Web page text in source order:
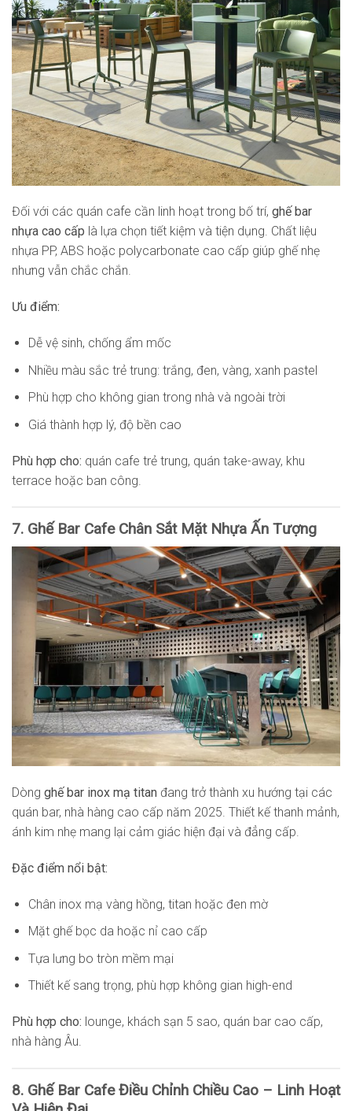
Đối với các quán cafe cần linh hoạt trong bố trí, ghế bar
nhựa cao cấp là lựa chọn tiết kiệm và tiện dụng. Chất liệu
nhựa PP, ABS hoặc polycarbonate cao cấp giúp ghế nhẹ
nhưng vẫn chắc chắn.
Ưu điểm:
Dễ vệ sinh, chống ẩm mốc
Nhiều màu sắc trẻ trung: trắng, đen, vàng, xanh pastel
Phù hợp cho không gian trong nhà và ngoài trời
Giá thành hợp lý, độ bền cao
Phù hợp cho: quán cafe trẻ trung, quán take-away, khu
terrace hoặc ban công.
7. Ghế Bar Cafe Chân Sắt Mặt Nhựa Ấn Tượng
Dòng ghế bar inox mạ titan đang trở thành xu hướng tại các
quán bar, nhà hàng cao cấp năm 2025. Thiết kế thanh mảnh,
ánh kim nhẹ mang lại cảm giác hiện đại và đẳng cấp.
Đặc điểm nổi bật:
Chân inox mạ vàng hồng, titan hoặc đen mờ
Mặt ghế bọc da hoặc nỉ cao cấp
Tựa lưng bo tròn mềm mại
Thiết kế sang trọng, phù hợp không gian high-end
Phù hợp cho: lounge, khách sạn 5 sao, quán bar cao cấp,
nhà hàng Âu.
8. Ghế Bar Cafe Điều Chỉnh Chiều Cao – Linh Hoạt